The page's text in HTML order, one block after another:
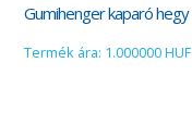
Gumihenger kaparó hegy
Termék ára: 1.000000 HUF